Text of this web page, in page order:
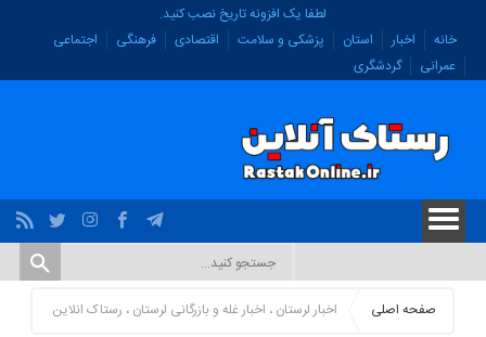
لطفا یک افزونه تاریخ نصب کنید.
خانه
اخبار استان پزشکی و سلامت اقتصادی فرهنگی
اجتماعی
عمرانی
گردشگری
صفحه اصلی اخبار لرستان ، اخبار غله و بازرگانی لرستان ، رستاک انلاین